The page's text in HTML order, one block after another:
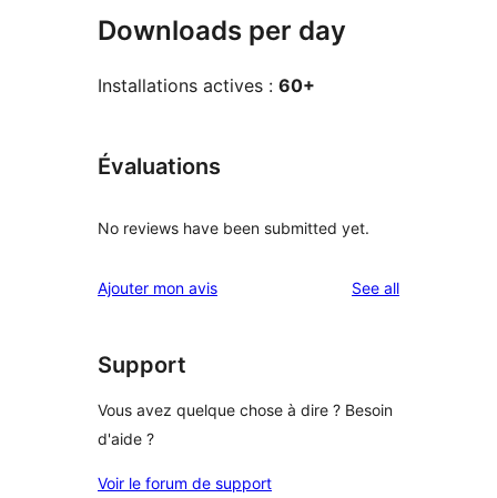
Downloads per day
Installations actives : 60+
Évaluations
No reviews have been submitted yet.
Ajouter mon avis See allreviews
Support
Vous avez quelque chose à dire ? Besoin
d'aide ?
Voir le forum de support